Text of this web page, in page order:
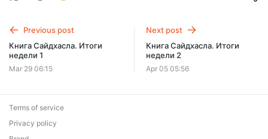
Previous post
Книга Сайдхасла. Итоги
недели 1
Mar 29 06:15
Next post
Книга Сайдхасла. Итоги
недели 2
Apr 05 05:56
Terms of service
Privacy policy